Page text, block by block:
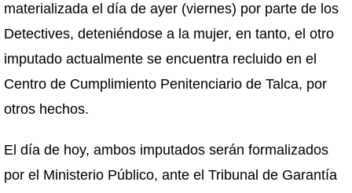
materializada el día de ayer (viernes) por parte de los
Detectives, deteniéndose a la mujer, en tanto, el otro
imputado actualmente se encuentra recluido en el
Centro de Cumplimiento Penitenciario de Talca, por
otros hechos.
El día de hoy, ambos imputados serán formalizados
por el Ministerio Público, ante el Tribunal de Garantía